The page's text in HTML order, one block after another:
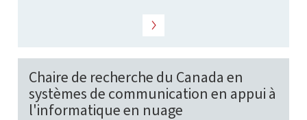
Chaire de recherche du Canada en
systèmes de communication en appui à
l'informatique en nuage